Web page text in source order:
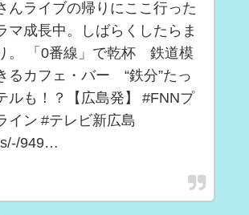
んライブの帰りにここ行った
マ成長中。しばらくしたらま
。 「0番線」で乾杯 鉄道模
るカフェ・バー “鉄分”たっ
ルも！？【広島発】 #FNNプ
イン #テレビ新広島
949…